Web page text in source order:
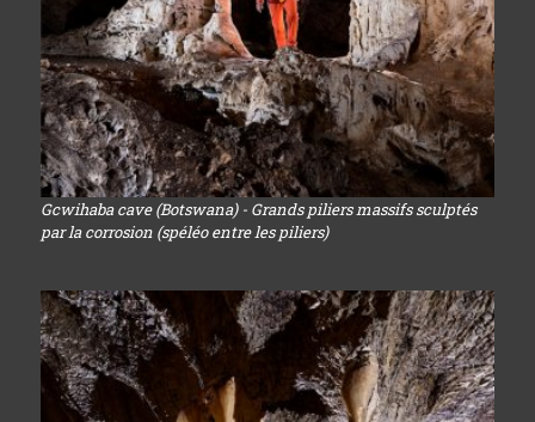
Gcwihaba cave (Botswana) - Grands piliers massifs sculptés
par la corrosion (spéléo entre les piliers)